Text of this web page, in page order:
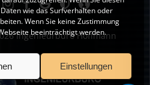
wie das Surfverhalten oder
Wenn Sie keine Zustimmung
beeinträchtigt werden.
Einstellungen
Ingenieurbüro Hoffmann